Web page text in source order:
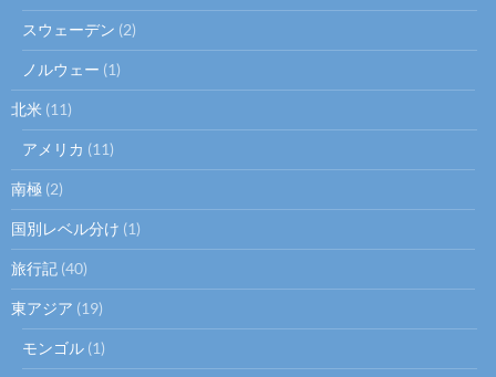
スウェーデン (2)
ノルウェー (1)
北米 (11)
アメリカ (11)
南極 (2)
国別レベル分け (1)
旅行記 (40)
東アジア (19)
モンゴル (1)